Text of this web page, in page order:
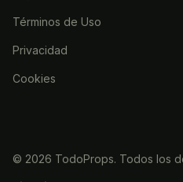
Términos de Uso
Privacidad
Cookies
© 2026 TodoProps. Todos los